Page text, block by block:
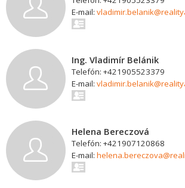
E-mail:
Ing. Vladimír Belánik
Telefón: +421905523379
E-mail:
Helena Bereczová
Telefón: +421907120868
E-mail: